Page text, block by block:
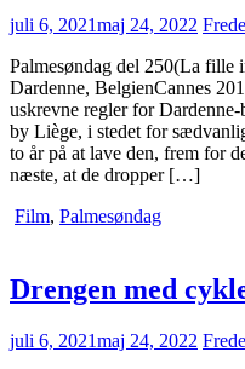
juli 6, 2021maj 24, 2022
Palmesøndag del 250(La fille
Dardenne, BelgienCannes
uskrevne regler for
by Liège, i stedet for
to år på at lave den, frem for
næste, at de dropper […]
Film, Palmesøndag
Drengen med
juli 6, 2021maj 24, 2022